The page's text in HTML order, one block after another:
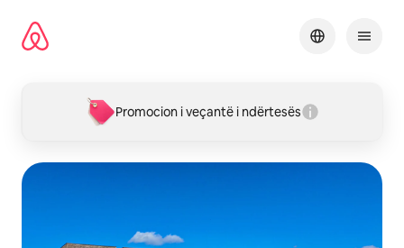
përmbajtja
Promocion i veçantë i ndërtesës